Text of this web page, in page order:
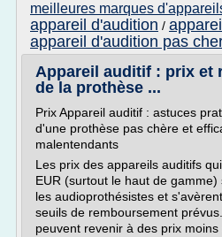
meilleures marques
appareil d'audition /
appareil d'audition pas
Appareil auditif : prix et
de la prothèse ...
Prix Appareil auditif : astuces
d'une prothèse pas chère et
malentendants
Les prix des appareils auditifs
EUR (surtout le haut de
les audioprothésistes et
seuils de remboursement
peuvent revenir à des prix moins